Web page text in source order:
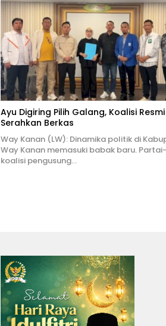
Ayu Digiring Pilih Galang, Koalisi Resmi
Serahkan Berkas
Way Kanan (LW): Dinamika politik di
Way Kanan memasuki babak baru.
koalisi pengusung…